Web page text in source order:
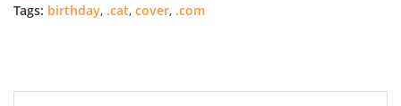
Tags: birthday, .cat, cover, .com